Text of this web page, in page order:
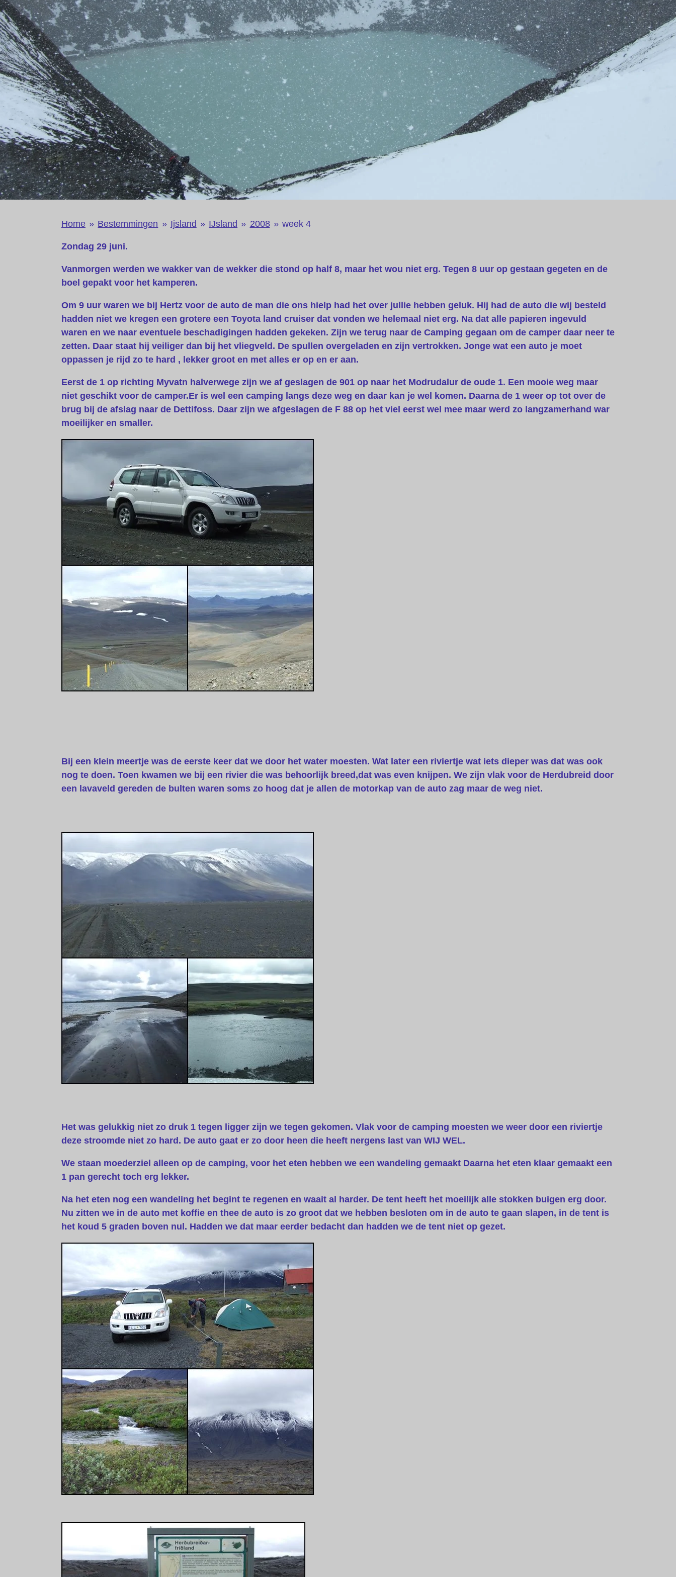
Home » Bestemmingen » Ijsland » IJsland » 2008 » week 4
Zondag 29 juni.
Vanmorgen werden we wakker van de wekker die stond op half 8, maar het wou niet erg. Tegen 8 uur op gestaan gegeten en de
boel gepakt voor het kamperen.
Om 9 uur waren we bij Hertz voor de auto de man die ons hielp had het over jullie hebben geluk. Hij had de auto die wij besteld
hadden niet we kregen een grotere een Toyota land cruiser dat vonden we helemaal niet erg. Na dat alle papieren ingevuld
waren en we naar eventuele beschadigingen hadden gekeken. Zijn we terug naar de Camping gegaan om de camper daar neer te
zetten. Daar staat hij veiliger dan bij het vliegveld. De spullen overgeladen en zijn vertrokken. Jonge wat een auto je moet
oppassen je rijd zo te hard , lekker groot en met alles er op en er aan.
Eerst de 1 op richting Myvatn halverwege zijn we af geslagen de 901 op naar het Modrudalur de oude 1. Een mooie weg maar
niet geschikt voor de camper.Er is wel een camping langs deze weg en daar kan je wel komen. Daarna de 1 weer op tot over de
brug bij de afslag naar de Dettifoss. Daar zijn we afgeslagen de F 88 op het viel eerst wel mee maar werd zo langzamerhand war
moeilijker en smaller.
Bij een klein meertje was de eerste keer dat we door het water moesten. Wat later een riviertje wat iets dieper was dat was ook
nog te doen. Toen kwamen we bij een rivier die was behoorlijk breed,dat was even knijpen. We zijn vlak voor de Herdubreid door
een lavaveld gereden de bulten waren soms zo hoog dat je allen de motorkap van de auto zag maar de weg niet.
Het was gelukkig niet zo druk 1 tegen ligger zijn we tegen gekomen. Vlak voor de camping moesten we weer door een riviertje
deze stroomde niet zo hard. De auto gaat er zo door heen die heeft nergens last van WIJ WEL.
We staan moederziel alleen op de camping, voor het eten hebben we een wandeling gemaakt Daarna het eten klaar gemaakt een
1 pan gerecht toch erg lekker.
Na het eten nog een wandeling het begint te regenen en waait al harder. De tent heeft het moeilijk alle stokken buigen erg door.
Nu zitten we in de auto met koffie en thee de auto is zo groot dat we hebben besloten om in de auto te gaan slapen, in de tent is
het koud 5 graden boven nul. Hadden we dat maar eerder bedacht dan hadden we de tent niet op gezet.